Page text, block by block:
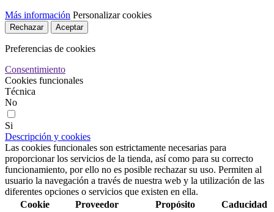
Más información Personalizar cookies
Rechazar Aceptar
Preferencias de cookies
Consentimiento
Cookies funcionales
Técnica
No
Si
Descripción y cookies
Las cookies funcionales son estrictamente necesarias para
proporcionar los servicios de la tienda, así como para su correcto
funcionamiento, por ello no es posible rechazar su uso. Permiten al
usuario la navegación a través de nuestra web y la utilización de las
diferentes opciones o servicios que existen en ella.
Cookie
Proveedor Propósito Caducidad